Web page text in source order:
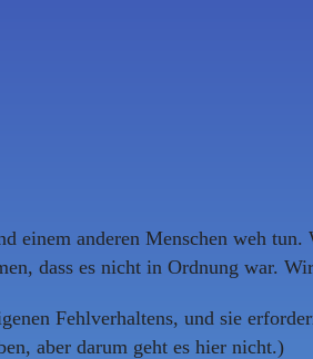
einem anderen Menschen weh
dass es nicht in Ordnung war.
Fehlverhaltens, und sie
aber darum geht es hier nicht.)